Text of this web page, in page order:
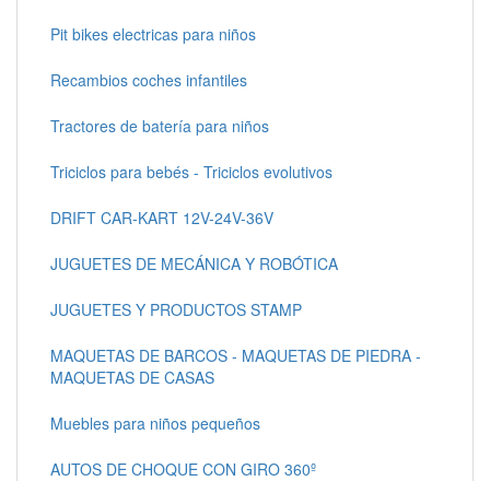
Pit bikes electricas para niños
Recambios coches infantiles
Tractores de batería para niños
Triciclos para bebés - Triciclos evolutivos
DRIFT CAR-KART 12V-24V-36V
JUGUETES DE MECÁNICA Y ROBÓTICA
JUGUETES Y PRODUCTOS STAMP
MAQUETAS DE BARCOS - MAQUETAS DE PIEDRA -
MAQUETAS DE CASAS
Muebles para niños pequeños
AUTOS DE CHOQUE CON GIRO 360º